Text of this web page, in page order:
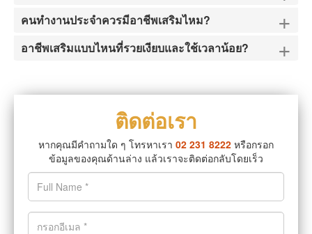
คนทำงานประจำควรมีอาชีพเสริมไหม? +
อาชีพเสริมแบบไหนที่รวยเงียบและใช้เวลาน้อย? +
ติดต่อเรา
หากคุณมีคำถามใด ๆ โทรหาเรา 02 231 8222 หรือกรอก
ข้อมูลของคุณด้านล่าง แล้วเราจะติดต่อกลับโดยเร็ว